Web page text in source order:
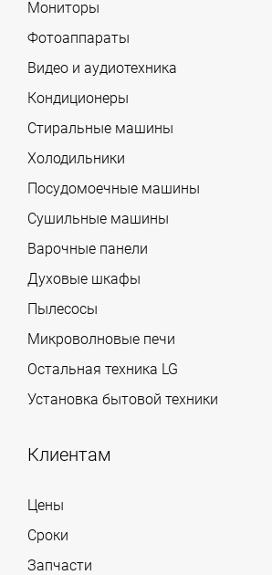
Мониторы
Фотоаппараты
Видео и аудиотехника
Кондиционеры
Стиральные машины
Холодильники
Посудомоечные машины
Сушильные машины
Варочные панели
Духовые шкафы
Пылесосы
Микроволновые печи
Остальная техника LG
Установка бытовой техники
Клиентам
Цены
Сроки
Запчасти